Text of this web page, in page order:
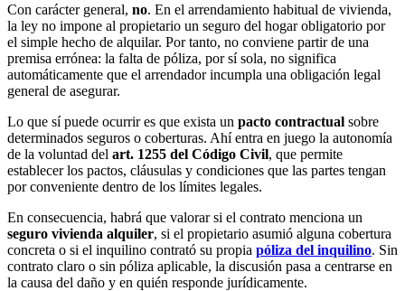
Con carácter general, no. En el arrendamiento habitual de vivienda,
la ley no impone al propietario un seguro del hogar obligatorio por
el simple hecho de alquilar. Por tanto, no conviene partir de una
premisa errónea: la falta de póliza, por sí sola, no significa
automáticamente que el arrendador incumpla una obligación legal
general de asegurar.
Lo que sí puede ocurrir es que exista un pacto contractual sobre
determinados seguros o coberturas. Ahí entra en juego la autonomía
de la voluntad del art. 1255 del Código Civil, que permite
establecer los pactos, cláusulas y condiciones que las partes tengan
por conveniente dentro de los límites legales.
En consecuencia, habrá que valorar si el contrato menciona un
seguro vivienda alquiler, si el propietario asumió alguna cobertura
concreta o si el inquilino contrató su propia póliza del inquilino. Sin
contrato claro o sin póliza aplicable, la discusión pasa a centrarse en
la causa del daño y en quién responde jurídicamente.